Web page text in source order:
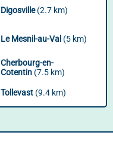
Digosville(2.7 km)
Le Mesnil-au-Val (5 km)
Cherbourg-en-
Cotentin (7.5 km)
Tollevast (9.4 km)